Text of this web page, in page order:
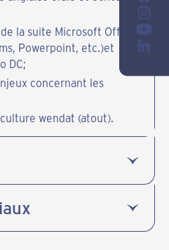
la suite Microsoft Office
Powerpoint, etc.)et
DC;
concernant les
wendat (atout).